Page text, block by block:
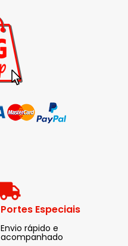
Portes Especiais
Envio rápido e
acompanhado